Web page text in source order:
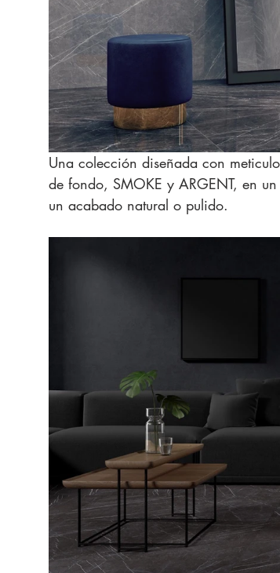
Una colección diseñada con
de fondo, SMOKE y ARGENT, en
un acabado natural o pulido.